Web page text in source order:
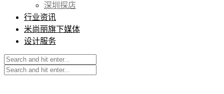
深圳探店
行业资讯
米尚丽旗下媒体
设计服务